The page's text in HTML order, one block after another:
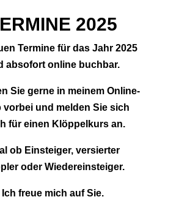
2025
Termine für das Jahr 2025
absofort online buchbar.
Sie gerne in meinem Online-
vorbei und melden Sie sich
für einen Klöppelkurs an.
ob Einsteiger, versierter
oder Wiedereinsteiger.
Ich freue mich auf Sie.